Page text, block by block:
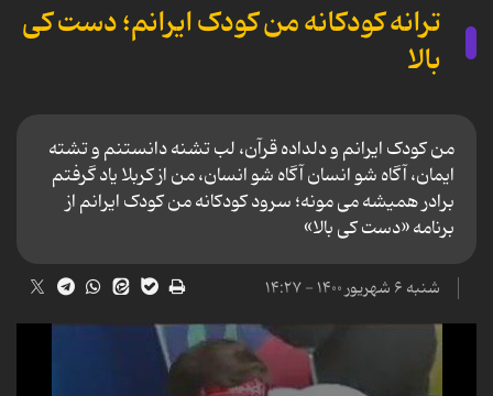
ترانه کودکانه من کودک ایرانم؛ دست کی
بالا
من کودک ایرانم و دلداده قرآن، لب تشنه دانستنم و تشته
ایمان، آگاه شو انسان آگاه شو انسان، من از کربلا یاد گرفتم
برادر همیشه می مونه؛ سرود کودکانه من کودک ایرانم از
برنامه «دست کی بالا»
شنبه ۶ شهریور ۱۴۰۰ - ۱۴:۲۷